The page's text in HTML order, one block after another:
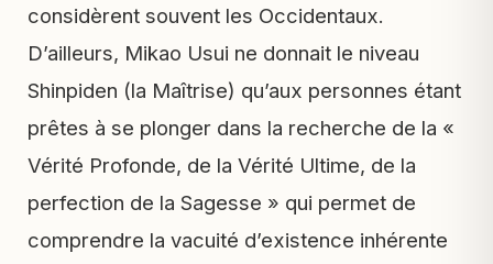
considèrent souvent les Occidentaux.
D’ailleurs, Mikao Usui ne donnait le niveau
Shinpiden (la Maîtrise) qu’aux personnes étant
prêtes à se plonger dans la recherche de la «
Vérité Profonde, de la Vérité Ultime, de la
perfection de la Sagesse » qui permet de
comprendre la vacuité d’existence inhérente